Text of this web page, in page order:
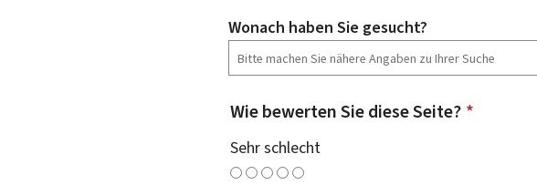
Wonach haben Sie gesucht?
Wie bewerten Sie diese Seite? *
Sehr schlecht